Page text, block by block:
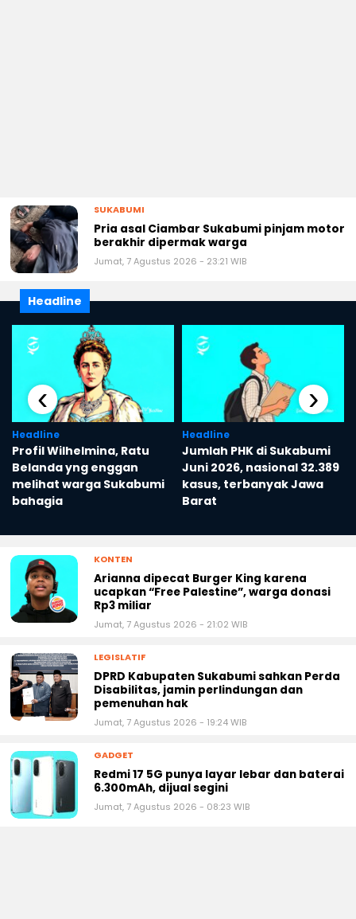
SUKABUMI
Pria asal Ciambar Sukabumi pinjam motor
berakhir dipermak warga
Jumat, 7 Agustus 2026 - 23:21 WIB
Headline
Headline
Profil Wilhelmina, Ratu
Belanda yng enggan
melihat warga Sukabumi
bahagia
Headline
Jumlah PHK di Sukabumi
Juni 2026, nasional 32.389
kasus, terbanyak Jawa
Barat
‹ ›
KONTEN
Arianna dipecat Burger King karena
ucapkan “Free Palestine”, warga donasi
Rp3 miliar
Jumat, 7 Agustus 2026 - 21:02 WIB
LEGISLATIF
DPRD Kabupaten Sukabumi sahkan Perda
Disabilitas, jamin perlindungan dan
pemenuhan hak
Jumat, 7 Agustus 2026 - 19:24 WIB
GADGET
Redmi 17 5G punya layar lebar dan baterai
6.300mAh, dijual segini
Jumat, 7 Agustus 2026 - 08:23 WIB